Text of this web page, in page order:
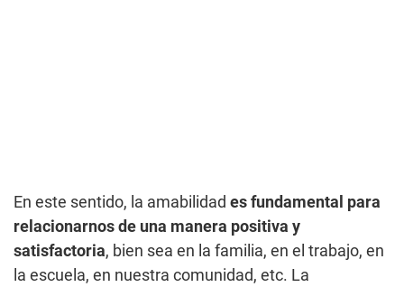
En este sentido, la amabilidad es fundamental para
relacionarnos de una manera positiva y
satisfactoria, bien sea en la familia, en el trabajo, en
la escuela, en nuestra comunidad, etc. La